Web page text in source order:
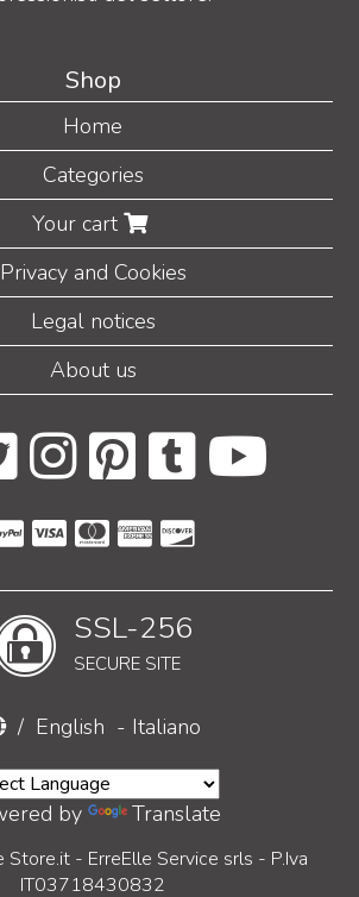
Shop
Home
Categories
Your cart
Privacy and Cookies
Legal notices
About us
SSL-256
SECURE SITE
/ English - Italiano
by Translate
Store.it - ErreElle Service srls - P.Iva
IT03718430832